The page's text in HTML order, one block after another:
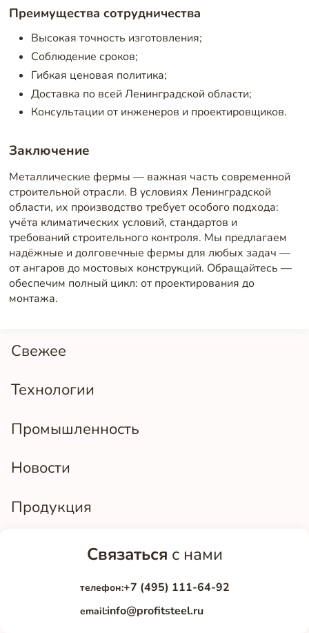
Свежее
Технологии
Промышленность
Новости
Продукция
Преимущества сотрудничества
Высокая точность изготовления;
Соблюдение сроков;
Гибкая ценовая политика;
Доставка по всей Ленинградской области;
Консультации от инженеров и проектировщиков.
Заключение
Металлические фермы — важная часть современной
строительной отрасли. В условиях Ленинградской
области, их производство требует особого подхода:
учёта климатических условий, стандартов и
требований строительного контроля. Мы предлагаем
надёжные и долговечные фермы для любых задач —
от ангаров до мостовых конструкций. Обращайтесь —
обеспечим полный цикл: от проектирования до
монтажа.
Связаться с нами
телефон:+7 (495) 111-64-92
email:info@profitsteel.ru